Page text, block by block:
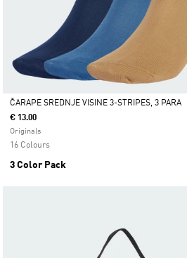
Da
ČARAPE SREDNJE VISINE 3-STRIPES, 3 PARA
€ 13.00
Originals
16 Colours
3 Color Pack